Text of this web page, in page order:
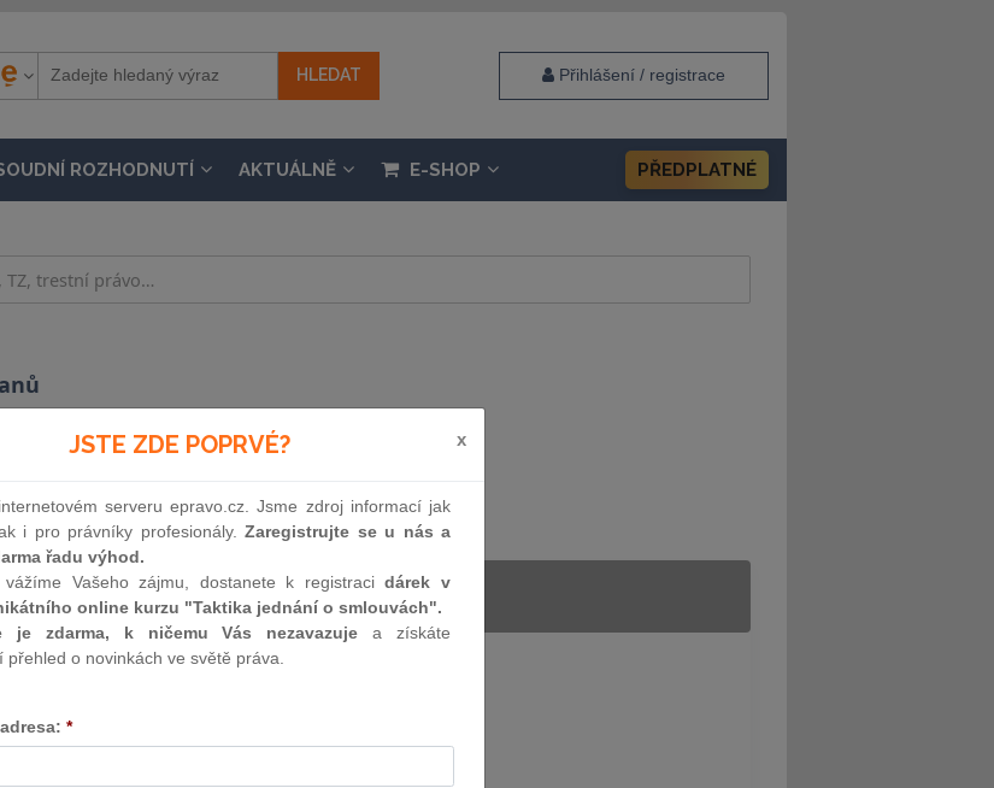
Přihlášení / registrace
ROZHODNUTÍ AKTUÁLNĚ E-SHOP PŘEDPLATNÉ
– 30. 4. 2004, částka 23 / 1990
Souvislosti
zněníod 1. 1. 1992 - 30. 4. 2004
JSTE ZDE POPRVÉ? x
serveru epravo.cz. Jsme zdroj informací jak
i pro právníky profesionály.Zaregistrujte se u nás a
řadu výhod.
vážíme Vašeho zájmu, dostanete k registracidárek v
online kurzu "Taktika jednání o smlouvách".
je zdarma, k ničemu Vás nezavazuje a získáte
přehled o novinkách ve světě práva.
*